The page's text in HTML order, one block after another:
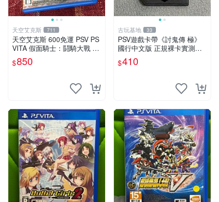
天空艾克斯 711
天空艾克斯 600免運 PSV PS
VITA 假面騎士：鬪騎大戰 創
生 普通版 純日版
$850
古玩基地 33
PSV遊戲卡帶《討鬼傳 極》
國行中文版 正規裸卡實測無
誤 索尼官方認證 減價促銷 訂
購越早越劃算 討鬼傳 極 PSV
$410